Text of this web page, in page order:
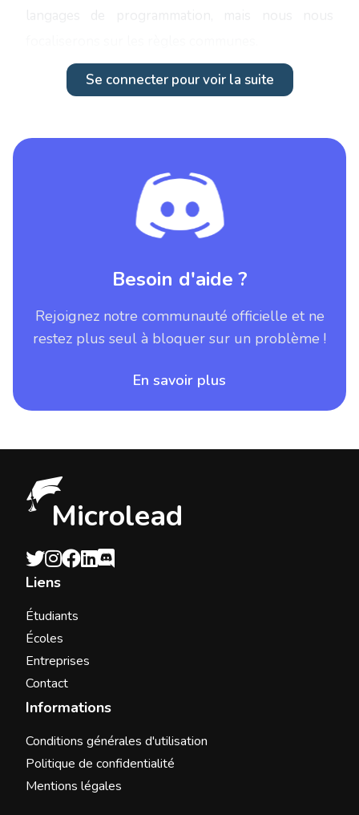
Se connecter pour voir la suite
Besoin d'aide ?
Rejoignez notre communauté officielle et ne
restez plus seul à bloquer sur un problème !
En savoir plus
Microlead
Liens
Étudiants
Écoles
Entreprises
Contact
Informations
Conditions générales d'utilisation
Politique de confidentialité
Mentions légales